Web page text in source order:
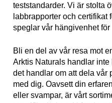
teststandarder. Vi är stolta
labbrapporter och certifikat
speglar vår hängivenhet
Bli en del av vår resa mot
Arktis Naturals handlar
det handlar om att dela vår
med dig. Oavsett din
eller svampar, är vårt